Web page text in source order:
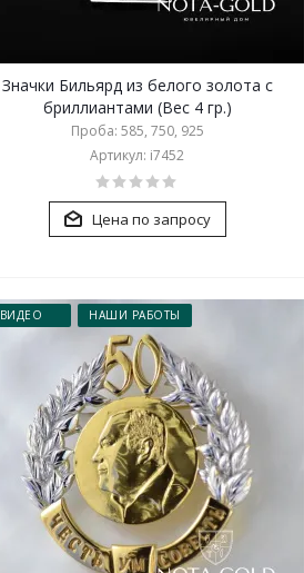
Значки Бильярд из белого золота с
бриллиантами (Вес 4 гр.)
Проба: 585, 750, 925
Артикул: i7452
Цена по запросу
ВИДЕО НАШИ РАБОТЫ